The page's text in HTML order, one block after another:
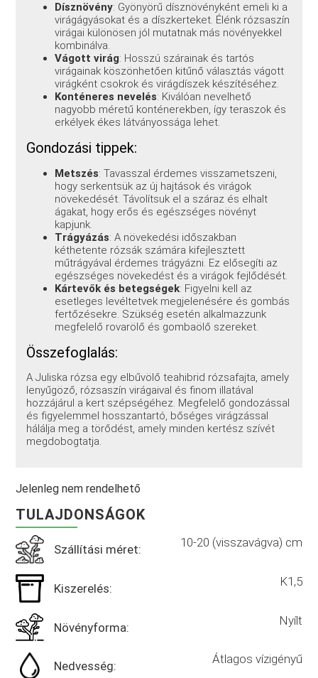
Dísznövény: Gyönyörű dísznövényként emeli ki a
virágágyásokat és a díszkerteket. Élénk rózsaszín
virágai különösen jól mutatnak más növényekkel
kombinálva.
Vágott virág: Hosszú szárainak és tartós
virágainak köszönhetően kitűnő választás vágott
virágként csokrok és virágdíszek készítéséhez.
Konténeres nevelés: Kiválóan nevelhető
nagyobb méretű konténerekben, így teraszok és
erkélyek ékes látványossága lehet.
Gondozási tippek:
Metszés: Tavasszal érdemes visszametszeni,
hogy serkentsük az új hajtások és virágok
növekedését. Távolítsuk el a száraz és elhalt
ágakat, hogy erős és egészséges növényt
kapjunk.
Trágyázás: A növekedési időszakban
kéthetente rózsák számára kifejlesztett
műtrágyával érdemes trágyázni. Ez elősegíti az
egészséges növekedést és a virágok fejlődését.
Kártevők és betegségek: Figyelni kell az
esetleges levéltetvek megjelenésére és gombás
fertőzésekre. Szükség esetén alkalmazzunk
megfelelő rovarölő és gombaölő szereket.
Összefoglalás:
A Juliska rózsa egy elbűvölő teahibrid rózsafajta, amely
lenyűgöző, rózsaszín virágaival és finom illatával
hozzájárul a kert szépségéhez. Megfelelő gondozással
és figyelemmel hosszantartó, bőséges virágzással
hálálja meg a törődést, amely minden kertész szívét
megdobogtatja.
Jelenleg nem rendelhető
TULAJDONSÁGOK
Szállítási méret: 10-20 (visszavágva) cm
Kiszerelés: K1,5
Növényforma: Nyílt
Nedvesség: Átlagos vízigényű